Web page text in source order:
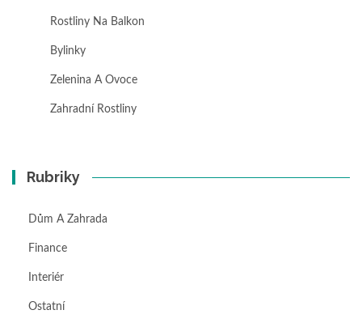
Rostliny Na Balkon
Bylinky
Zelenina A Ovoce
Zahradní Rostliny
Rubriky
Dům A Zahrada
Finance
Interiér
Ostatní